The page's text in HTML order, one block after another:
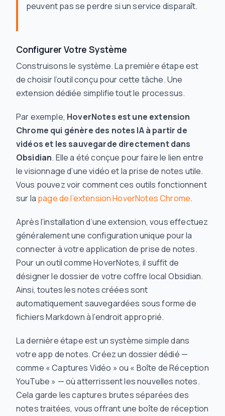
peuvent pas se perdre si un service disparaît.
Configurer Votre Système
Construisons le système. La première étape est
de choisir l’outil conçu pour cette tâche. Une
extension dédiée simplifie tout le processus.
Par exemple, HoverNotes est une extension
Chrome qui génère des notes IA à partir de
vidéos et les sauvegarde directement dans
Obsidian. Elle a été conçue pour faire le lien entre
le visionnage d’une vidéo et la prise de notes utile.
Vous pouvez voir comment ces outils fonctionnent
sur la page de l’extension HoverNotes Chrome.
Après l’installation d’une extension, vous effectuez
généralement une configuration unique pour la
connecter à votre application de prise de notes.
Pour un outil comme HoverNotes, il suffit de
désigner le dossier de votre coffre local Obsidian.
Ainsi, toutes les notes créées sont
automatiquement sauvegardées sous forme de
fichiers Markdown à l’endroit approprié.
La dernière étape est un système simple dans
votre app de notes. Créez un dossier dédié —
comme « Captures Vidéo » ou « Boîte de Réception
YouTube » — où atterrissent les nouvelles notes.
Cela garde les captures brutes séparées des
notes traitées, vous offrant une boîte de réception